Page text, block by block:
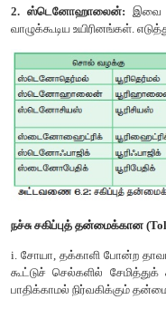
வெப்ப நிலையினால்
வினைகளுக்கு உதவும்
• இது உயிரியல்